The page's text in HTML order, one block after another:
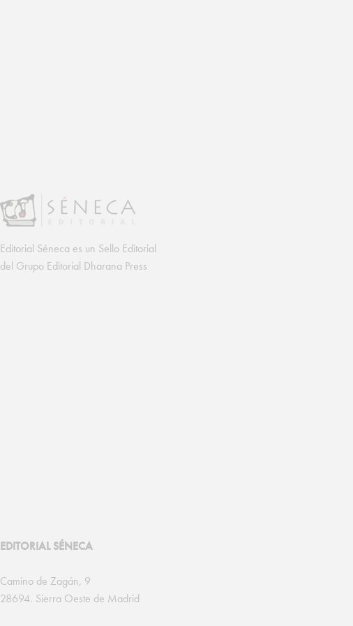
Editorial Séneca es un Sello Editorial
del Grupo Editorial Dharana Press
EDITORIAL SÉNECA
Camino de Zagán, 9
28694. Sierra Oeste de Madrid